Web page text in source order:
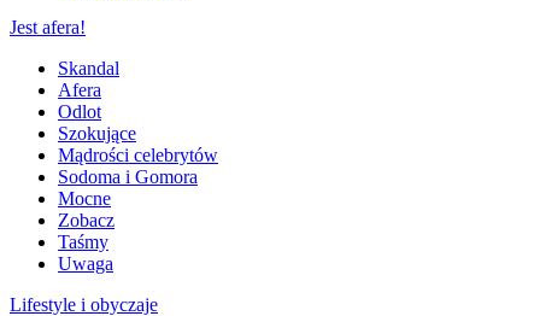
Jest afera!
Skandal
Afera
Odlot
Szokujące
Mądrości celebrytów
Sodoma i Gomora
Mocne
Zobacz
Taśmy
Uwaga
Lifestyle i obyczaje